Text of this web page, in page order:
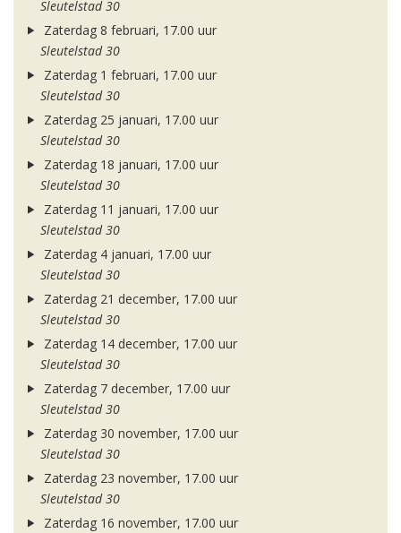
Sleutelstad 30
Zaterdag 8 februari, 17.00 uur
Sleutelstad 30
Zaterdag 1 februari, 17.00 uur
Sleutelstad 30
Zaterdag 25 januari, 17.00 uur
Sleutelstad 30
Zaterdag 18 januari, 17.00 uur
Sleutelstad 30
Zaterdag 11 januari, 17.00 uur
Sleutelstad 30
Zaterdag 4 januari, 17.00 uur
Sleutelstad 30
Zaterdag 21 december, 17.00 uur
Sleutelstad 30
Zaterdag 14 december, 17.00 uur
Sleutelstad 30
Zaterdag 7 december, 17.00 uur
Sleutelstad 30
Zaterdag 30 november, 17.00 uur
Sleutelstad 30
Zaterdag 23 november, 17.00 uur
Sleutelstad 30
Zaterdag 16 november, 17.00 uur